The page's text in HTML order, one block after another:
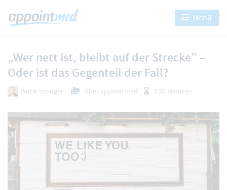
Menü
„Wer nett ist, bleibt auf der Strecke” –
Oder ist das Gegenteil der Fall?
Patrik Inzinger Über appointmed 3:30 Minuten